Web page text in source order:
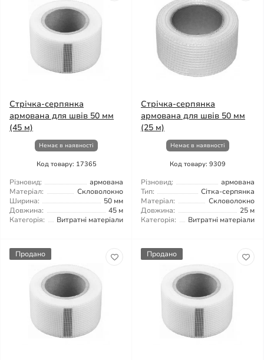
Стрічка-серпянка
армована для швів 50 мм
(45 м)
Немає в наявності
Код товару: 17365
Різновид:
армована
Матеріал:
Скловолокно
Ширина:
50 мм
Довжина:
45 м
Категорія:
Витратні матеріали
Стрічка-серпянка
армована для швів 50 мм
(25 м)
Немає в наявності
Код товару: 9309
Різновид:
армована
Тип:
Сітка-серпянка
Матеріал:
Скловолокно
Довжина:
25 м
Категорія:
Витратні матеріали
Продано Продано